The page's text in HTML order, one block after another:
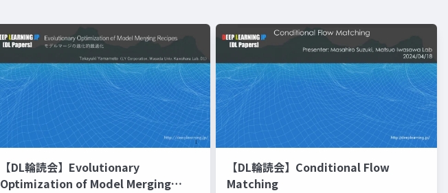
【DL輪読会】Evolutionary
Optimization of Model Merging
【DL輪読会】Conditional Flow
Matching